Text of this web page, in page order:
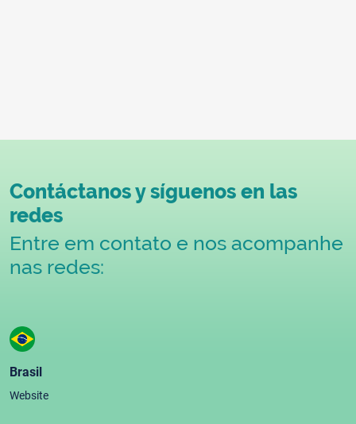
Contáctanos y síguenos en las
redes
Entre em contato e nos acompanhe
nas redes:
Brasil
Website